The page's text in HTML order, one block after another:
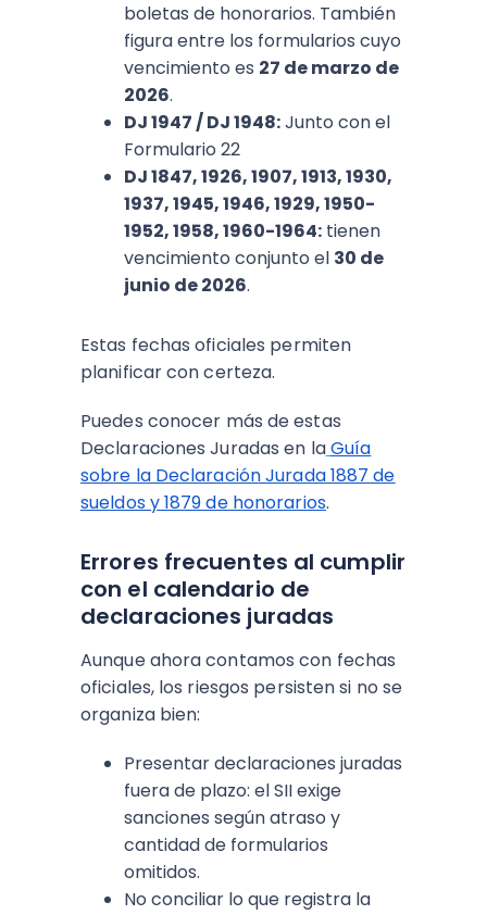
boletas de honorarios. También
figura entre los formularios cuyo
vencimiento es 27 de marzo de
2026.
DJ 1947 / DJ 1948:Junto con el
Formulario 22
DJ 1847, 1926, 1907, 1913, 1930,
1937, 1945, 1946, 1929, 1950-
1952, 1958, 1960-1964: tienen
vencimiento conjunto el 30 de
junio de 2026.
Estas fechas oficiales permiten
planificar con certeza.
Puedes conocer más de estas
Declaraciones Juradas en laGuía
sobre la Declaración Jurada 1887 de
sueldos y 1879 de honorarios.
Errores frecuentes al cumplir
con el calendario de
declaraciones juradas
Aunque ahora contamos con fechas
oficiales, los riesgos persisten si no se
organiza bien:
Presentar declaraciones juradas
fuera de plazo: el SII exige
sanciones según atraso y
cantidad de formularios
omitidos.
No conciliar lo que registra la